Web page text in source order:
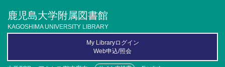
鹿児島大学附属図書館
KAGOSHIMA UNIVERSITY LIBRARY
My Libraryログイン
Web申込/照会